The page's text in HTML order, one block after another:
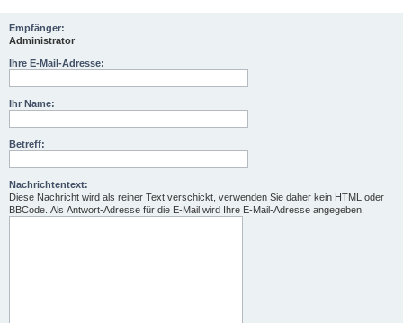
Empfänger:
Administrator
Ihre E-Mail-Adresse:
Ihr Name:
Betreff:
Nachrichtentext:
Diese Nachricht wird als reiner Text verschickt, verwenden Sie daher kein HTML oder
BBCode. Als Antwort-Adresse für die E-Mail wird Ihre E-Mail-Adresse angegeben.